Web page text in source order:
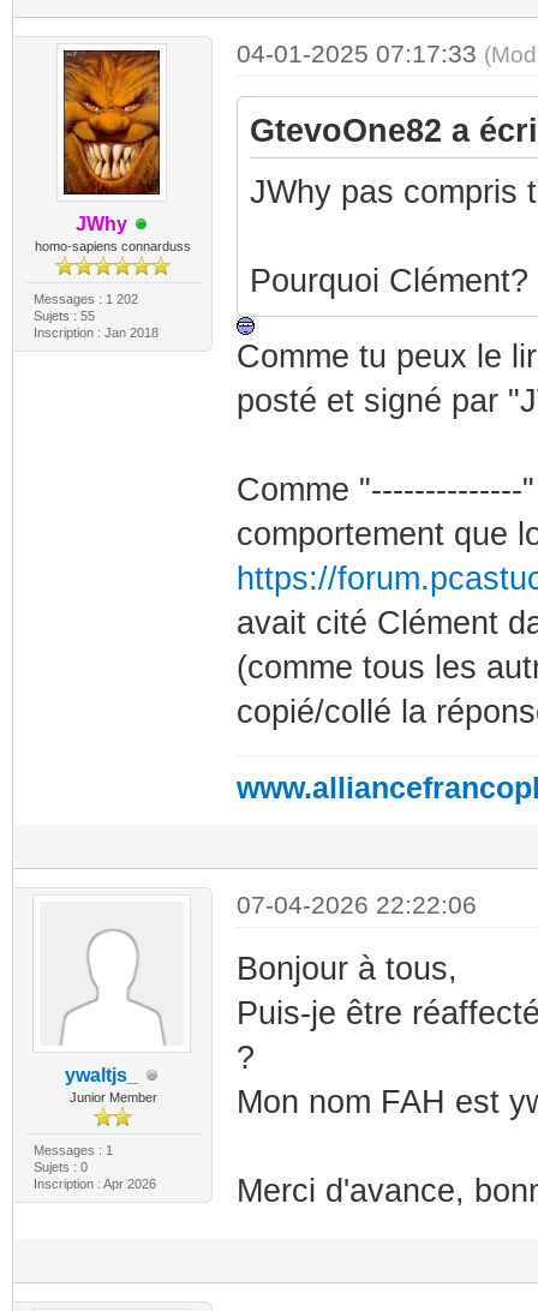
JWhy
homo-sapiens connarduss
Messages : 1 202
Sujets : 55
Inscription : Jan 2018
04-01-2025 07:17:33
GtevoOne82 a
JWhy pas compris
Pourquoi
Comme tu peux le
posté et signé par
Comme "--------------
comportement que
https://
avait cité Clément
(comme tous les
copié/collé la
ywaltjs_
Junior Member
Messages : 1
Sujets : 0
Inscription : Apr 2026
07-04-2026 22:22:06
Bonjour à tous,
Puis-je être
?
Mon nom FAH est
Merci d'avance,